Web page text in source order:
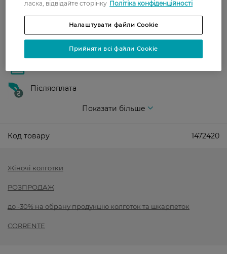
Вартість доставки - 0 грн
Показати більше
Оплата
Післяоплата
Показати більше
Код товару 1472420
Жіночі колготки
РОЗПРОДАЖ
до -30% на обрану продукцію колготок та шкарпеток
CORRENTE
ласка, відвідайте сторінку Політіка конфіденційності
Налаштувати файли Cookie
Прийняти всі файли Cookie